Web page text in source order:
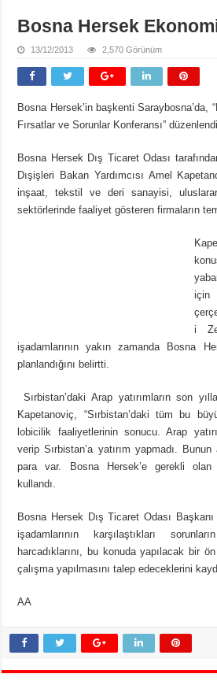
Bosna Hersek
13/12/2013 2,570 Görünüm
Bosna Hersek’in başkenti Saraybosna’da,
Fırsatlar ve Sorunlar Konferansı” düzenlendi.
Bosna Hersek Dış Ticaret Odası
Dışişleri Bakan Yardımcısı Amel
inşaat, tekstil ve deri sanayisi,
sektörlerinde faaliyet gösteren firmaların
için
i
işadamlarının yakın zamanda Bosna
planlandığını belirtti.
Sırbistan’daki Arap yatırımların son
Kapetanoviç, “Sırbistan’daki tüm bu
lobicilik faaliyetlerinin sonucu. Arap
verip Sırbistan’a yatırım yapmadı.
para var. Bosna Hersek’e gerekli olan
kullandı.
Bosna Hersek Dış Ticaret Odası
işadamlarının karşılaştıkları
harcadıklarını, bu konuda yapılacak bir ön
çalışma yapılmasını talep edeceklerini
AA